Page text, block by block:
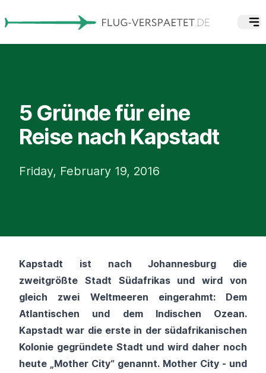
5 Gründe für eine
Reise nach Kapstadt
Friday, February 19, 2016
Kapstadt ist nach Johannesburg die
zweitgrößte Stadt Südafrikas und wird von
gleich zwei Weltmeeren eingerahmt: Dem
Atlantischen und dem Indischen Ozean.
Kapstadt war die erste in der südafrikanischen
Kolonie gegründete Stadt und wird daher noch
heute „Mother City“ genannt. Mother City - und